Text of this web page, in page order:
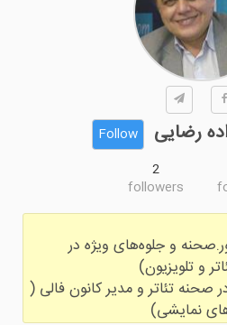
رضایی
Follow
2
followers
و جلوه‌های ویژه در
صحنه تئاتر و مدیر کانون فالی (
نمایشی)